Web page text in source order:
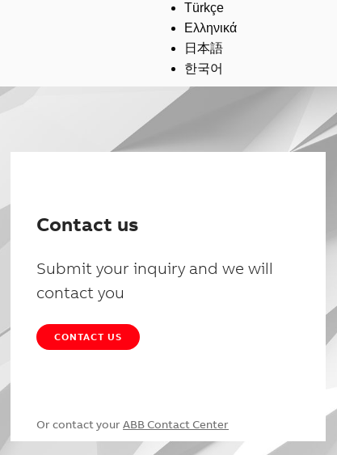
Türkçe
Ελληνικά
日本語
한국어
Contact us
Submit your inquiry and we will
contact you
CONTACT US
Or contact your ABB Contact Center